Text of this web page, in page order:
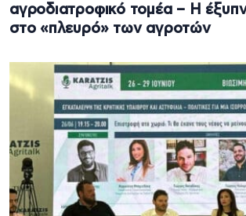
αγροδιατροφικό τομέα – Η
στο «πλευρό» των αγροτών